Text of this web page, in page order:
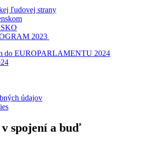
ľudovej strany
2023
do EUROPARLAMENTU 2024
údajov
spojení a buď